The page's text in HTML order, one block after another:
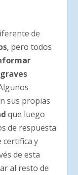
de
, pero todos
sus propias
que luego
de respuesta
certifica y
de esta
al resto de